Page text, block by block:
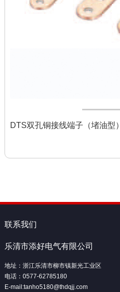
DTS双孔铜接线端子（堵油型）
联系我们
乐清市添好电气有限公司
地址：浙江乐清市柳市镇新光工业区
电话：0577-62785180
E-mail:tanho5180@thdqjj.com